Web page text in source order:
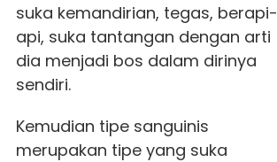
suka kemandirian, tegas, berapi-
api, suka tantangan dengan arti
dia menjadi bos dalam dirinya
sendiri.
Kemudian tipe sanguinis
merupakan tipe yang suka